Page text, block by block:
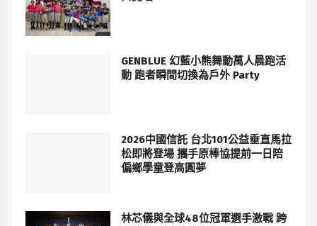
GENBLUE 幻藍小熊舞動萬人晨跑活
動 跑者瞬間切換為戶外 Party
2026中國信託 台北101公益垂直馬拉
松即將登場 攜手原棒協提前一日陪
偏鄉學童登高圓夢
林芯儀與全球48位冠軍選手激戰 跨